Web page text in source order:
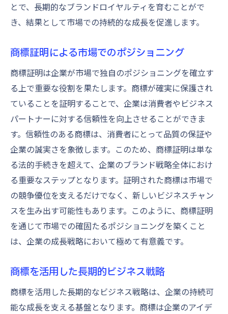
とで、長期的なブランドロイヤルティを育むことがで
き、結果として市場での持続的な成長を促進します。
商標証明による市場でのポジショニング
商標証明は企業が市場で独自のポジショニングを確立す
る上で重要な役割を果たします。商標が確実に保護され
ていることを証明することで、企業は消費者やビジネス
パートナーに対する信頼性を向上させることができま
す。信頼性のある商標は、消費者にとって品質の保証や
企業の誠実さを象徴します。このため、商標証明は単な
る法的手続きを超えて、企業のブランド戦略全体におけ
る重要なステップとなります。証明された商標は市場で
の競争優位を支えるだけでなく、新しいビジネスチャン
スを生み出す可能性もあります。このように、商標証明
を通じて市場での確固たるポジショニングを築くこと
は、企業の成長戦略において極めて有意義です。
商標を活用した長期的ビジネス戦略
商標を活用した長期的なビジネス戦略は、企業の持続可
能な成長を支える基盤となります。商標は企業のアイデ